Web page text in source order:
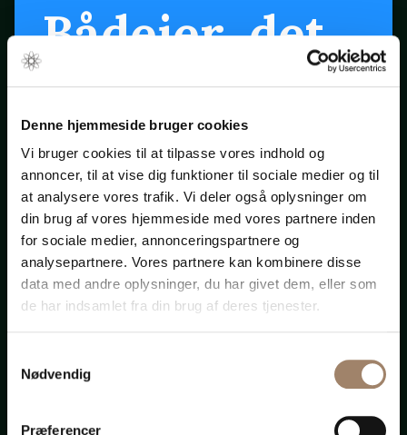
Denne hjemmeside bruger cookies
Vi bruger cookies til at tilpasse vores indhold og
annoncer, til at vise dig funktioner til sociale medier og til
at analysere vores trafik. Vi deler også oplysninger om
din brug af vores hjemmeside med vores partnere inden
for sociale medier, annonceringspartnere og
analysepartnere. Vores partnere kan kombinere disse
data med andre oplysninger, du har givet dem, eller som
de har indsamlet fra din brug af deres tjenester.
Nødvendig
Præferencer
Bådejer, det
er snart
forår ...
Klik på startpilen ovenfor
Bådadvokaten.dk
Advokat-